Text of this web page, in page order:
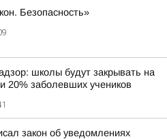
Безопасность»
школы будут закрывать на
20% заболевших учеников
закон об уведомлениях